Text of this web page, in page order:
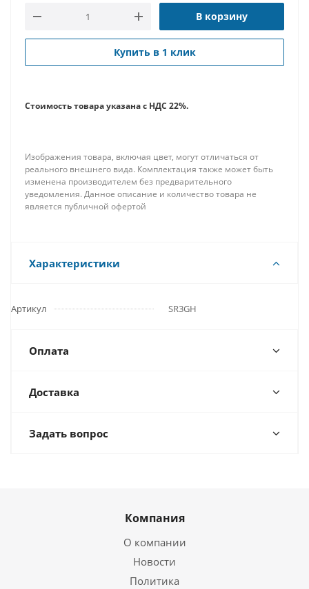
В корзину
Купить в 1 клик
Стоимость товара указана с НДС 22%.
Изображения товара, включая цвет, могут отличаться от
реального внешнего вида. Комплектация также может быть
изменена производителем без предварительного
уведомления. Данное описание и количество товара не
является публичной офертой
Характеристики
Артикул SR3GH
Оплата
Доставка
Задать вопрос
Компания
О компании
Новости
Политика